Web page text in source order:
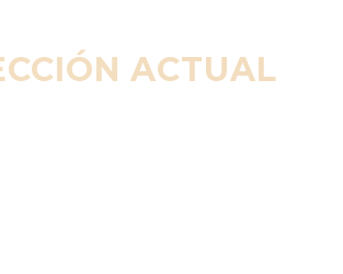
ACTUAL